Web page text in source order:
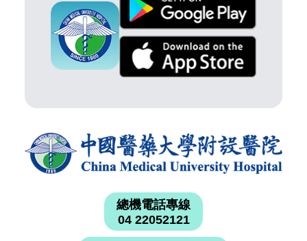
總機電話專線
04 22052121